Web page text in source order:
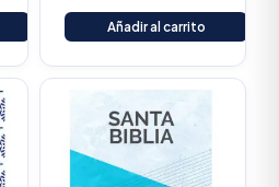
Añadir al carrito
Original
price
was:
$16.500.
Current
$15.675.